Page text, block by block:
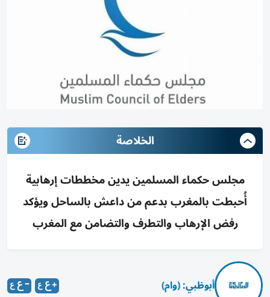
الخلاصة
مجلس حكماء المسلمين يدين مخططات إرهابية
أُحبطت بالمغرب بدعم من داعش بالساحل ويؤكد
رفض الإرهاب والتطرف والتضامن مع المغرب
أبوظبي: (وام)